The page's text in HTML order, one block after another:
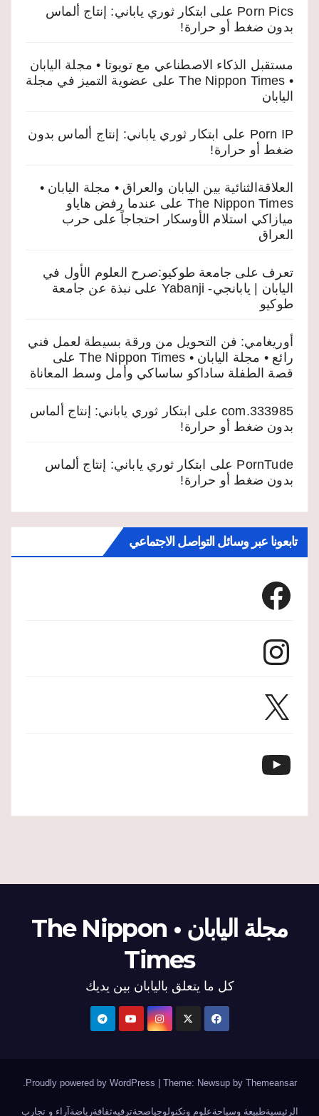
Porn Pics على ابتكار ثوري ياباني: إنتاج ألماس
بدون ضغط أو حرارة!
مستقبل الذكاء الاصطناعي مع تويوتا • مجلة اليابان
• The Nippon Times
على عضوية التميز في مجلة
اليابان
Porn IP على
ابتكار ثوري ياباني: إنتاج ألماس بدون
ضغط أو حرارة!
العلاقةالثنائية بين اليابان والعراق • مجلة اليابان •
The Nippon Times على عندما رفض هاياو
ميازاكي استلام الأوسكار احتجاجاً على حرب
العراق
تعرف على جامعة طوكيو:صرح العلوم الأول في
اليابان | يابانجي- Yabanji
على نبذة عن جامعة
طوكيو
أوريغامي: فن التحويل من ورقة بسيطة لعمل فني
رائع • مجلة اليابان • The Nippon Times
على
قصة الطفلة ساداكو ساساكي وأمل وسط المعاناة
333985.com على ابتكار ثوري ياباني: إنتاج ألماس
بدون ضغط أو حرارة!
PornTude على
ابتكار ثوري ياباني: إنتاج ألماس
بدون ضغط أو حرارة!
تابعونا عبر وسائل التواصل الاجتماعي
Facebook
Instagram
X
YouTube
مجلة اليابان • The Nippon
Times
كل ما يتعلق باليابان بين يديك
Proudly powered by WordPress Theme: Newsup by Themeansar
الرئيسيةطبيعة وسياحةعلوم وتكنولوجياصحةترفيهثقافةرياضة آراء و تجارب